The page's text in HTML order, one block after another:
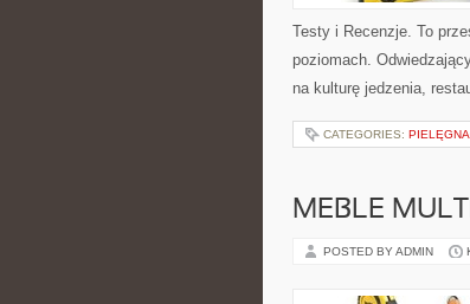
Testy i Recenzje. To
poziomach.
na kulturę jedzenia,
CATEGORIES:
MEBLE
POSTED BY ADMIN